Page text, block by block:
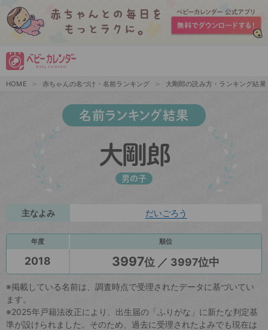
HOME 赤ちゃんの名づけ・名前ランキング 大剛郎の読み方・ランキング結果
名前ランキング結果
大剛郎
男の子
主なよみ だいごろう
年度 順位
2018 3997位 ／ 3997位中
※掲載している名前は、調査時点で受理されたデータに基づいてい
ます。
※2025年戸籍法改正により、出生届の「ふりがな」に新たな判定基
準が設けられました。そのため、過去に受理されたよみでも現在は